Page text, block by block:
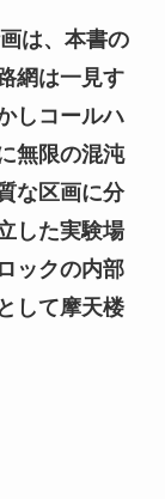
は、本書の
網は一見す
しコールハ
無限の混沌
な区画に分
した実験場
ックの内部
して摩天楼